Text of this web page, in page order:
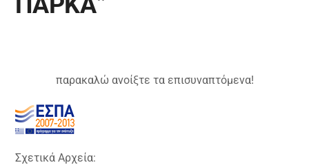
παρακαλώ ανοίξτε τα επισυναπτόμενα!
Σχετικά Αρχεία: